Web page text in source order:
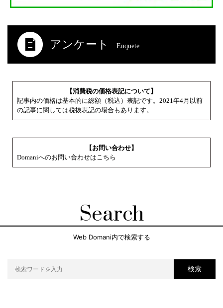
アンケート Enquete
【消費税の価格表記について】
記事内の価格は基本的に総額（税込）表記です。2021年4月以前
の記事に関しては税抜表記の場合もあります。
【お問い合わせ】
Domaniへのお問い合わせはこちら
Search
Web Domani内で検索する
検索